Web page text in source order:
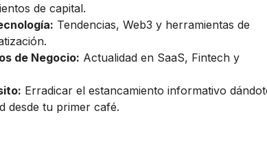
de capital.
Tendencias, Web3 y herramientas de
de Negocio: Actualidad en SaaS, Fintech y
Erradicar el estancamiento informativo
desde tu primer café.